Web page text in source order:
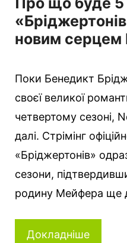
новим
Поки Бенедикт
своєї великої
четвертому сезоні,
далі. Стрімінг
«Бріджертонів»
сезони,
родину Мейфера ще
Докладніше